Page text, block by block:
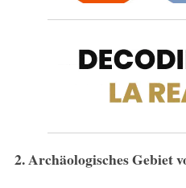
2. Archäologisches Gebiet